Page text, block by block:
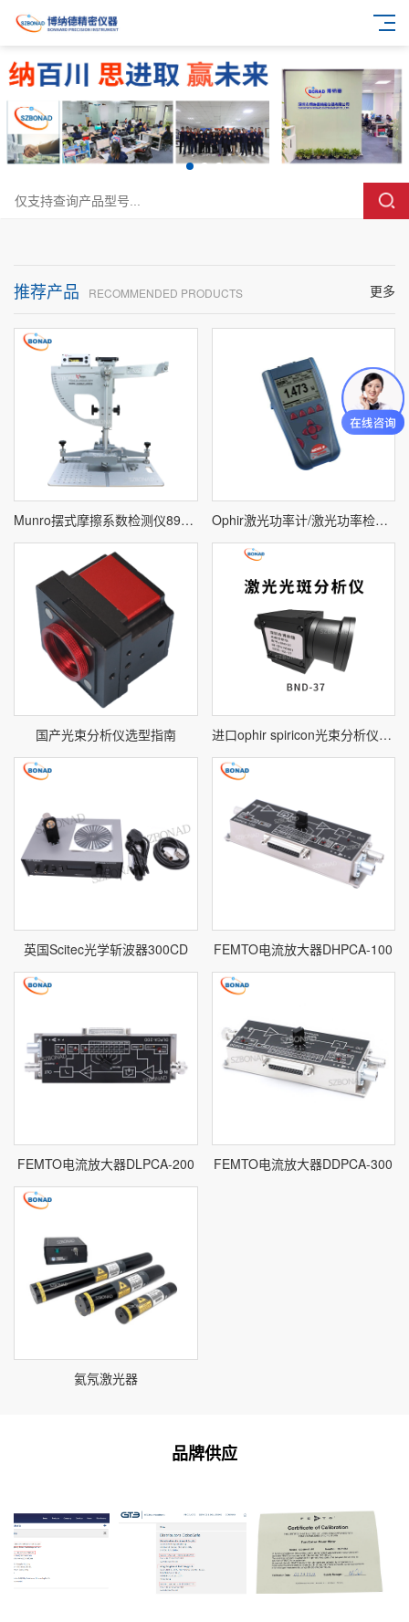
更多
推荐产品 RECOMMENDED PRODUCTS
Munro摆式摩擦系数检测仪89100 Ophir激光功率计/激光功率检测仪
国产光束分析仪选型指南 进口ophir spiricon光束分析仪选型指南
英国Scitec光学斩波器300CD FEMTO电流放大器DHPCA-100
FEMTO电流放大器DLPCA-200 FEMTO电流放大器DDPCA-300
氦氖激光器
品牌供应